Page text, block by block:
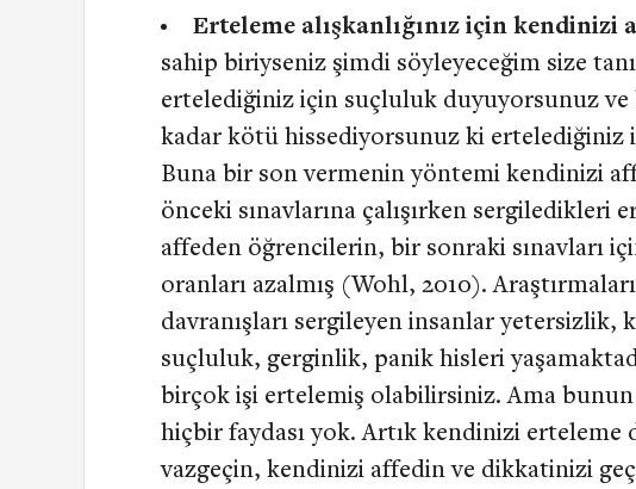
Erteleme alışkanlığınız için kendinizi
sahip biriyseniz şimdi söyleyeceğim size
ertelediğiniz için suçluluk duyuyorsunuz
kadar kötü hissediyorsunuz ki ertelediğiniz
Buna bir son vermenin yöntemi kendinizi
önceki sınavlarına çalışırken sergiledikleri
affeden öğrencilerin, bir sonraki sınavları
oranları azalmış (Wohl, 2010).
davranışları sergileyen insanlar
suçluluk, gerginlik, panik hisleri
birçok işi ertelemiş olabilirsiniz. Ama
hiçbir faydası yok. Artık kendinizi erteleme
vazgeçin, kendinizi affedin ve dikkatinizi